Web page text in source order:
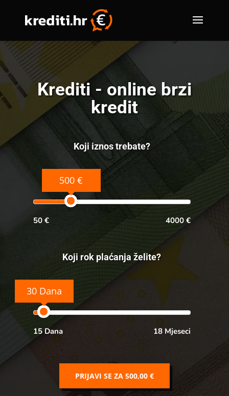
Krediti - online brzi
kredit
Koji iznos trebate?
500 €
50 € 4000 €
Koji rok plaćanja želite?
30 Dana
15 Dana 18 Mjeseci
PRIJAVI SE ZA 500,00 €